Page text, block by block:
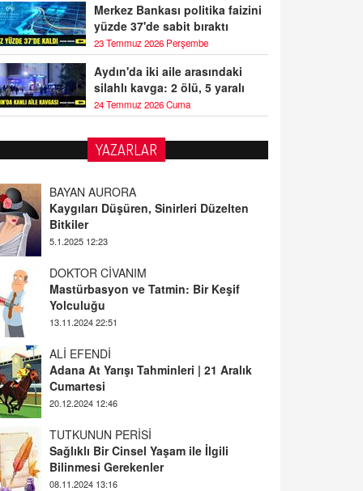
Merkez Bankası politika faizini
yüzde 37'de sabit bıraktı
23 Temmuz 2026 Perşembe
Aydın'da iki aile arasındaki
silahlı kavga: 2 ölü, 5 yaralı
24 Temmuz 2026 Cuma
YAZARLAR
BAYAN AURORA
Kaygıları Düşüren, Sinirleri Düzelten
Bitkiler
5.1.2025 12:23
DOKTOR CİVANIM
Mastürbasyon ve Tatmin: Bir Keşif
Yolculuğu
13.11.2024 22:51
ALİ EFENDİ
Adana At Yarışı Tahminleri | 21 Aralık
Cumartesi
20.12.2024 12:46
TUTKUNUN PERİSİ
Sağlıklı Bir Cinsel Yaşam ile İlgili
Bilinmesi Gerekenler
08.11.2024 13:16